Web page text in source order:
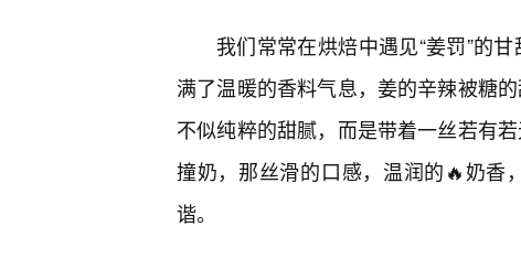
我们常常在烘焙中遇见“姜罚”的
满了温暖的香料气息，姜的辛辣被糖
不似纯粹的甜腻，而是带着一丝若有
撞奶，那丝滑的口感，温润的🔥奶香
谐。